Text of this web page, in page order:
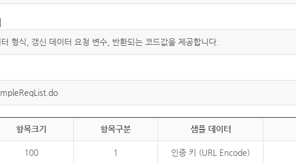
형식, 갱신 데이터 요청 변수, 반환되는 코드값을 제공합니다.
항목크기 항목구분 샘플 데이터
100 1 인증 키 (URL Encode)